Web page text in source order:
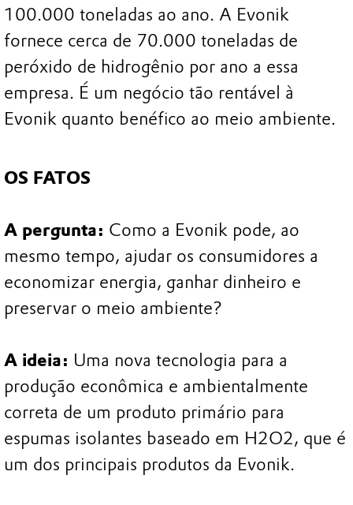
100.000 toneladas ao ano. A Evonik
fornece cerca de 70.000 toneladas de
peróxido de hidrogênio por ano a essa
empresa. É um negócio tão rentável à
Evonik quanto benéfico ao meio ambiente.
OS FATOS
A pergunta: Como a Evonik pode, ao
mesmo tempo, ajudar os consumidores a
economizar energia, ganhar dinheiro e
preservar o meio ambiente?
A ideia: Uma nova tecnologia para a
produção econômica e ambientalmente
correta de um produto primário para
espumas isolantes baseado em H2O2, que é
um dos principais produtos da Evonik.